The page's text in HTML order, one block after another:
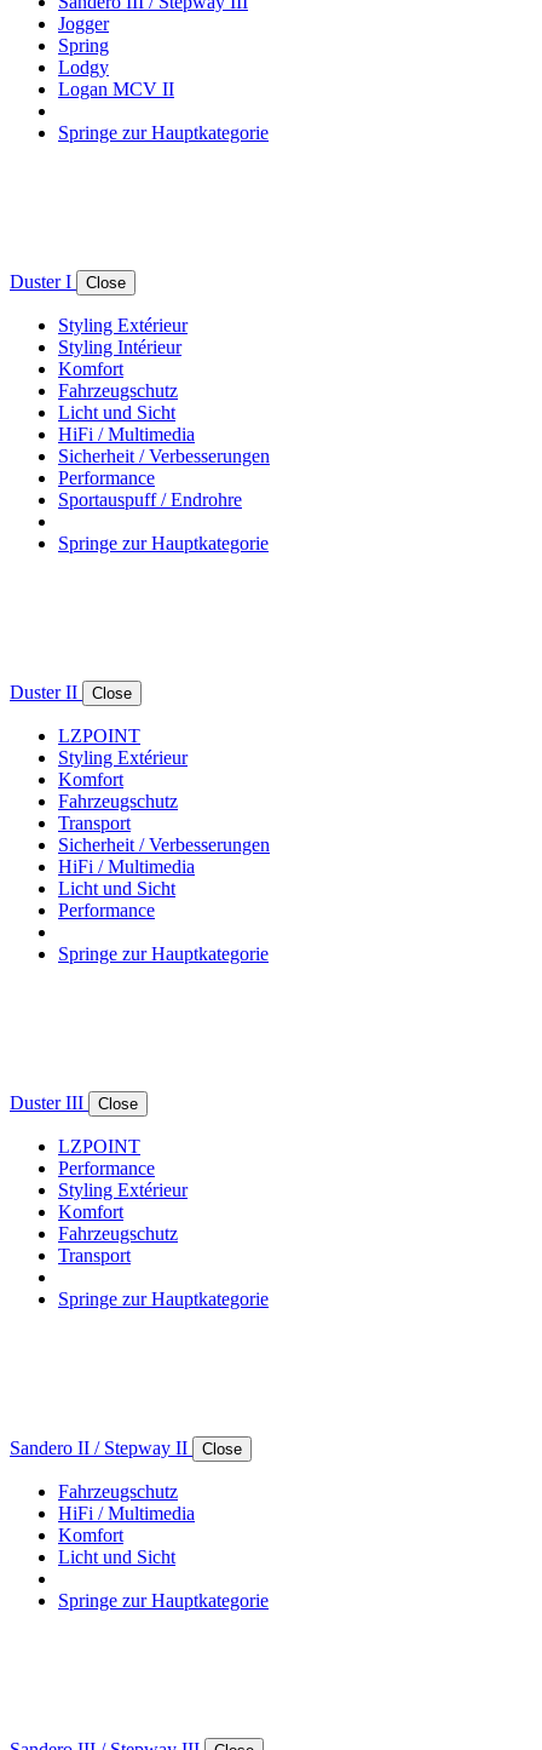
Jogger
Spring
Lodgy
Logan MCV II
Springe zur Hauptkategorie
Duster I Close
Styling Extérieur
Styling Intérieur
Komfort
Fahrzeugschutz
Licht und Sicht
HiFi / Multimedia
Sicherheit / Verbesserungen
Performance
Sportauspuff / Endrohre
Springe zur Hauptkategorie
Duster II Close
LZPOINT
Styling Extérieur
Komfort
Fahrzeugschutz
Transport
Sicherheit / Verbesserungen
HiFi / Multimedia
Licht und Sicht
Performance
Springe zur Hauptkategorie
Duster III Close
LZPOINT
Performance
Styling Extérieur
Komfort
Fahrzeugschutz
Transport
Springe zur Hauptkategorie
Sandero II / Stepway II Close
Fahrzeugschutz
HiFi / Multimedia
Komfort
Licht und Sicht
Springe zur Hauptkategorie